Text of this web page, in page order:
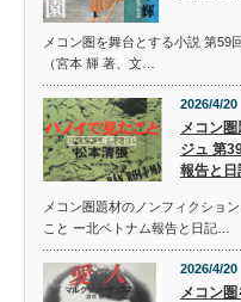
メコン圏を舞台とする小説 第59
（宮本 輝 著、文…
2026/4/20
メコン
ジュ 第
報告と日
メコン圏題材のノンフィクショ
こと ー北ベトナム報告と日記…
2026/4/20
メコン